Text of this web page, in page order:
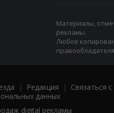
Материалы,
рекламы.
Любое
| Редакция | Связаться
данных
digital рекламы